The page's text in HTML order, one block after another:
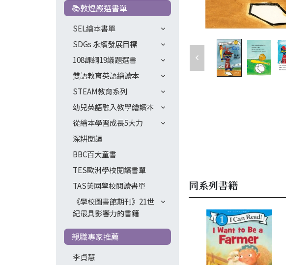
📚敦煌嚴選書單
SEL繪本書單
SDGs 永續發展目標
108課綱19議題選書
雙語教育英語繪讀本
STEAM教育系列
幼兒英語融入教學繪讀本
從繪本學習成長5大力
深耕閱讀
BBC百大童書
TES歐洲學校閱讀書單
TAS美國學校閱讀書單
《學校圖書館期刊》21世
紀最具影響力的書籍
親職專家推薦
李貞慧
同系列書籍